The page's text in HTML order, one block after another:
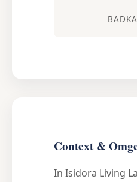
Context &
In Isidora Living